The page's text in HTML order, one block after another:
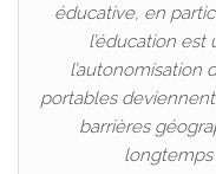
éducative, en
l’éducation
l’autonomisation
portables
barrières
longtemps